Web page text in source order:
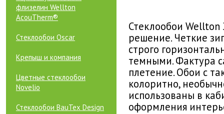
флизелин Wellton
AcouTherm®
Стеклообои Oscar
Крепыш и компания
Цветные стеклообои
Novelio
Стеклообои BauTex Design
Стеклообои Wellton
решение. Четкие
строго
темными. Фактура
плетение. Обои с
колоритно,
использованы в
оформления